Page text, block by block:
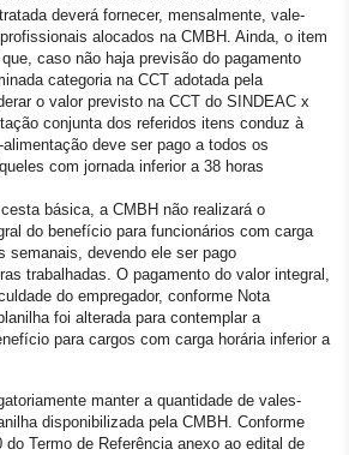
deverá fornecer, mensalmente, vale-
alocados na CMBH. Ainda, o item
caso não haja previsão do pagamento
categoria na CCT adotada pela
o valor previsto na CCT do SINDEAC x
conjunta dos referidos itens conduz à
deve ser pago a todos os
com jornada inferior a 38 horas
básica, a CMBH não realizará o
do benefício para funcionários com carga
semanais, devendo ele ser pago
trabalhadas. O pagamento do valor integral,
do empregador, conforme Nota
foi alterada para contemplar a
para cargos com carga horária inferior a
manter a quantidade de vales-
disponibilizada pela CMBH. Conforme
Termo de Referência anexo ao edital de